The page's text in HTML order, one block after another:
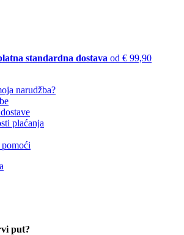
standardna dostava od € 99,90
narudžba?
plaćanja
pomoći
put?